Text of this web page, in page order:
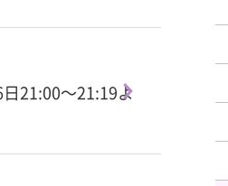
21:00～21:19よ